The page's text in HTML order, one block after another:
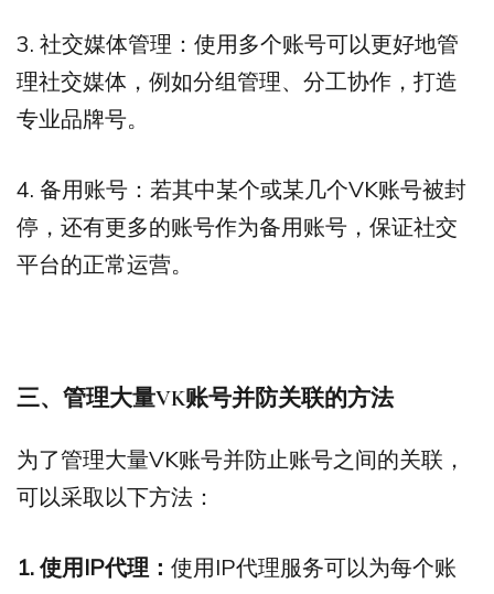
3. 社交媒体管理：使用多个账号可以更好地管
理社交媒体，例如分组管理、分工协作，打造
专业品牌号。
4. 备用账号：若其中某个或某几个VK账号被封
停，还有更多的账号作为备用账号，保证社交
平台的正常运营。
三、管理大量VK账号并防关联的方法
为了管理大量VK账号并防止账号之间的关联，
可以采取以下方法：
1. 使用IP代理： 使用IP代理服务可以为每个账